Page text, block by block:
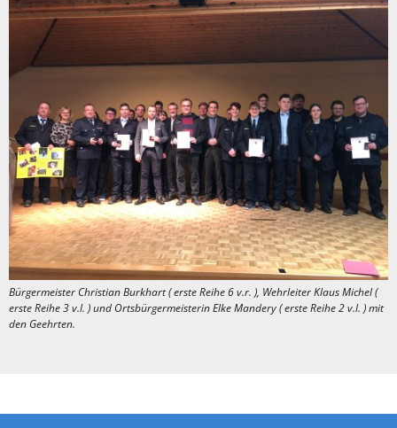
Bürgermeister Christian Burkhart ( erste Reihe 6 v.r. ), Wehrleiter Klaus Michel (
erste Reihe 3 v.l. ) und Ortsbürgermeisterin Elke Mandery ( erste Reihe 2 v.l. ) mit
den Geehrten.